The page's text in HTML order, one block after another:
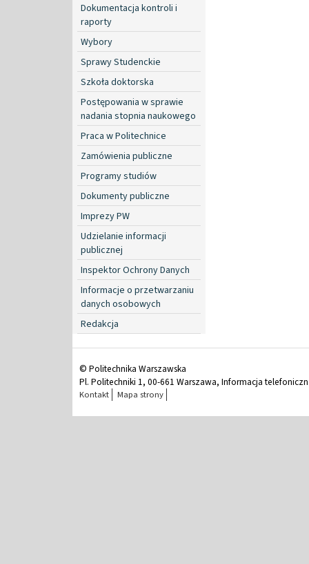
Dokumentacja kontroli i
raporty
Wybory
Sprawy Studenckie
Szkoła doktorska
Postępowania w sprawie
nadania stopnia naukowego
Praca w Politechnice
Zamówienia publiczne
Programy studiów
Dokumenty publiczne
Imprezy PW
Udzielanie informacji
publicznej
Inspektor Ochrony Danych
Informacje o przetwarzaniu
danych osobowych
Redakcja
© Politechnika Warszawska
Pl. Politechniki 1, 00-661 Warszawa, Informacja
Kontakt Mapa strony